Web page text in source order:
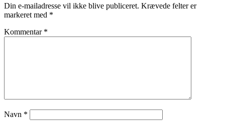
Din e-mailadresse vil ikke blive publiceret. Krævede felter er
markeret med *
Kommentar *
Navn *